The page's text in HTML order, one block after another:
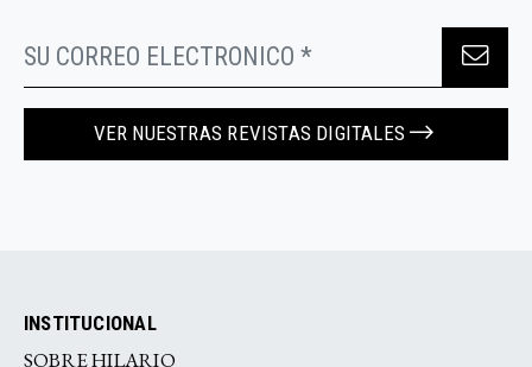
VER NUESTRAS REVISTAS DIGITALES
INSTITUCIONAL
SOBRE HILARIO